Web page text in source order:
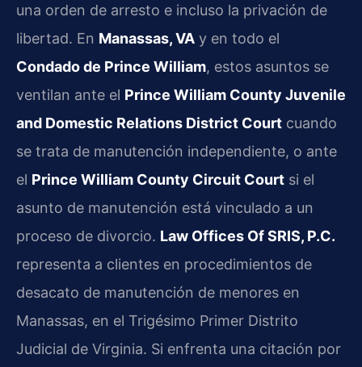
una orden de arresto e incluso la privación de
libertad. En Manassas, VA y en todo el
Condado de Prince William, estos asuntos se
ventilan ante el Prince William County Juvenile
and Domestic Relations District Court cuando
se trata de manutención independiente, o ante
el Prince William County Circuit Court si el
asunto de manutención está vinculado a un
proceso de divorcio. Law Offices Of SRIS, P.C.
representa a clientes en procedimientos de
desacato de manutención de menores en
Manassas, en el Trigésimo Primer Distrito
Judicial de Virginia. Si enfrenta una citación por